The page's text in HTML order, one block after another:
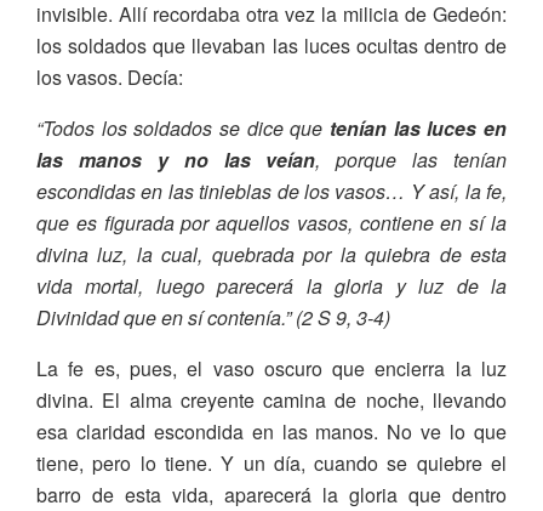
invisible. Allí recordaba otra vez la milicia de Gedeón:
los soldados que llevaban las luces ocultas dentro de
los vasos. Decía:
“Todos los soldados se dice que tenían las luces en
las manos y no las veían, porque las tenían
escondidas en las tinieblas de los vasos… Y así, la fe,
que es figurada por aquellos vasos, contiene en sí la
divina luz, la cual, quebrada por la quiebra de esta
vida mortal, luego parecerá la gloria y luz de la
Divinidad que en sí contenía.” (2 S 9, 3-4)
La fe es, pues, el vaso oscuro que encierra la luz
divina. El alma creyente camina de noche, llevando
esa claridad escondida en las manos. No ve lo que
tiene, pero lo tiene. Y un día, cuando se quiebre el
barro de esta vida, aparecerá la gloria que dentro